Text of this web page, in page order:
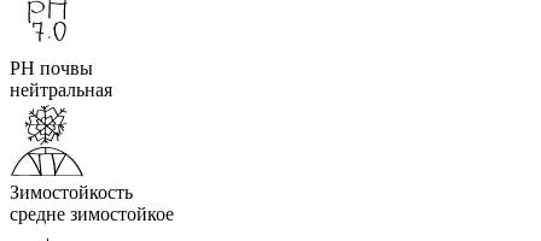
PH почвы
нейтральная
Зимостойкость
средне зимостойкое